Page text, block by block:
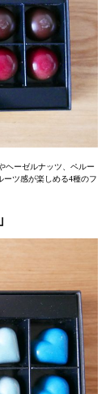
ヘーゼルナッツ、ペルー
ツ感が楽しめる4種のフ